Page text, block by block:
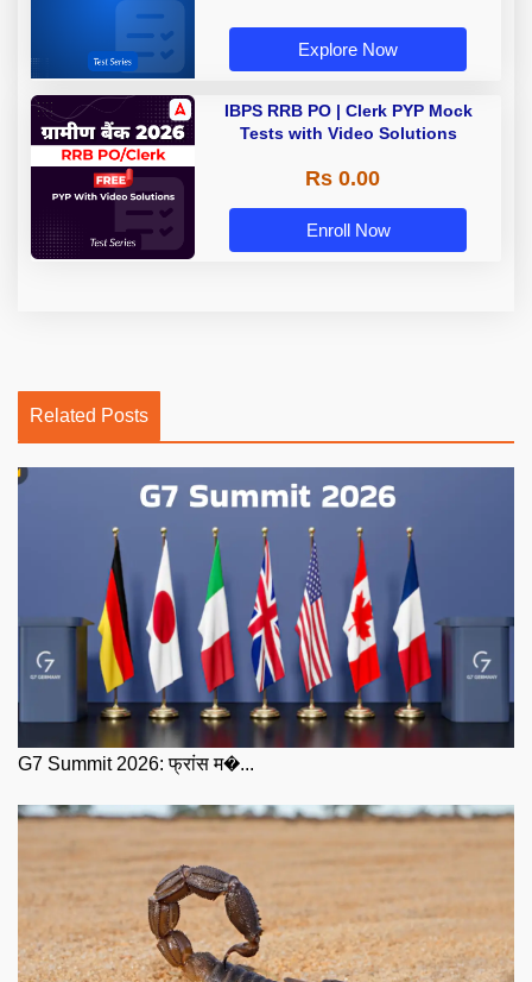
Explore Now
IBPS RRB PO | Clerk PYP Mock
Tests with Video Solutions
Rs 0.00
Enroll Now
Related Posts
G7 Summit 2026: फ्रांस म�...